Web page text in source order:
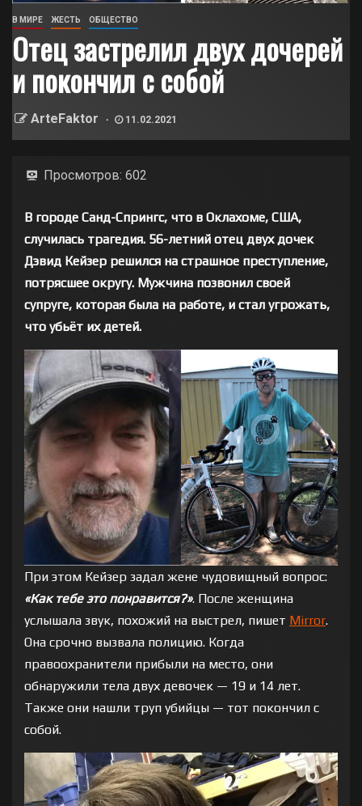
В МИРЕ ЖЕСТЬ ОБЩЕСТВО
Отец застрелил двух дочерей
и покончил с собой
ArteFaktor 11.02.2021
Просмотров: 602
В городе Санд-Спрингс, что в Оклахоме, США,
случилась трагедия. 56-летний отец двух дочек
Дэвид Кейзер решился на страшное преступление,
потрясшее округу. Мужчина позвонил своей
супруге, которая была на работе, и стал угрожать,
что убьёт их детей.
При этом Кейзер задал жене чудовищный вопрос:
«Как тебе это понравится?». После женщина
услышала звук, похожий на выстрел, пишет Mirror.
Она срочно вызвала полицию. Когда
правоохранители прибыли на место, они
обнаружили тела двух девочек — 19 и 14 лет.
Также они нашли труп убийцы — тот покончил с
собой.